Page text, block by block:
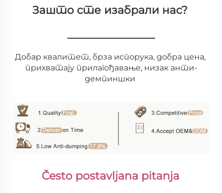
Зашто сте изабрали нас?
________________
Добар квалитет, брза испорука, добра цена,
прихватају прилагођавање, низак анти-
демпиншки
Često postavljana pitanja